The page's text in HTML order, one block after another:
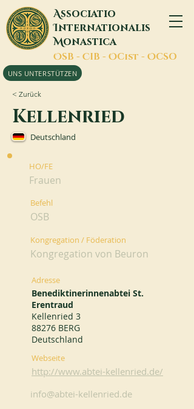
Associatio
Internationalis
Monastica
OSB - CIB - OCist - OCSO
UNS UNTERSTÜTZEN
< Zurück
Kellenried
Deutschland
HO/FE
Frauen
Befehl
OSB
Kongregation / Föderation
Kongregation von Beuron
Adresse
Benediktinerinnenabtei St.
Erentraud
Kellenried 3
88276 BERG
Deutschland
Webseite
http://www.abtei-kellenried.de/
info@abtei-kellenried.de